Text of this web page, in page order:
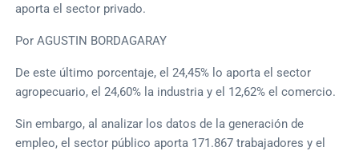
aporta el sector privado.
Por AGUSTIN BORDAGARAY
De este último porcentaje, el 24,45% lo aporta el sector
agropecuario, el 24,60% la industria y el 12,62% el comercio.
Sin embargo, al analizar los datos de la generación de
empleo, el sector público aporta 171.867 trabajadores y el